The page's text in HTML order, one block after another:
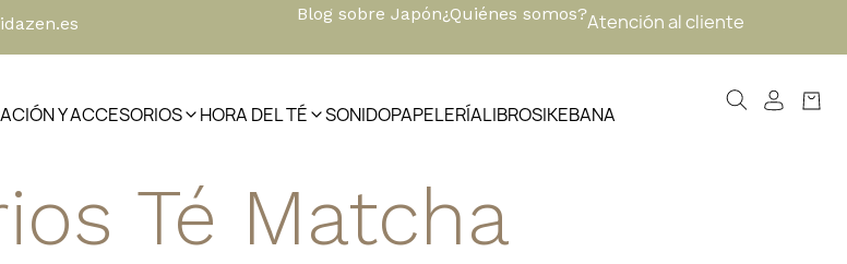
Blog sobre Japón¿Quiénes somos?Atención al cliente
Y ACCESORIOS HORA DEL TÉ SONIDOPAPELERÍALIBROSIKEBANA
Té Matcha